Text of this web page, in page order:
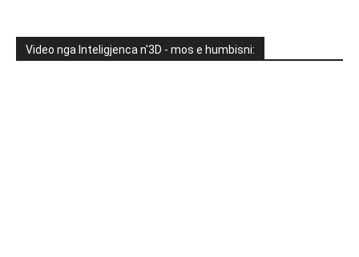
Video nga Inteligjenca n'3D - mos e humbisni: